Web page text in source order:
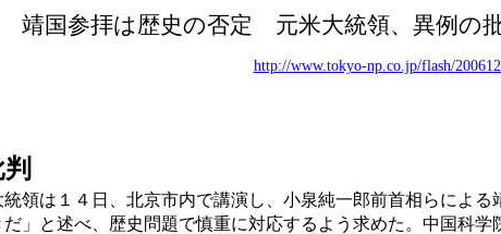
靖国参拝は歴史の否定 元米大統領、異例の
http://www.tokyo-np.co.jp/flash/
領は１４日、北京市内で講演し、小泉純一郎前首相らによ
」と述べ、歴史問題で慎重に対応するよう求めた。中国科学